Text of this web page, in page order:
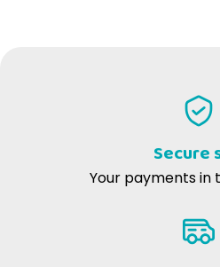
Secure
Your payments in